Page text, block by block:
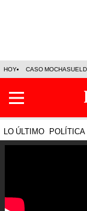
HOY CASO
LO ÚLTIMO POLÍTICA